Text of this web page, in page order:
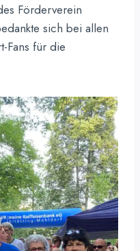
Förderverein
sich bei allen
Fans für die